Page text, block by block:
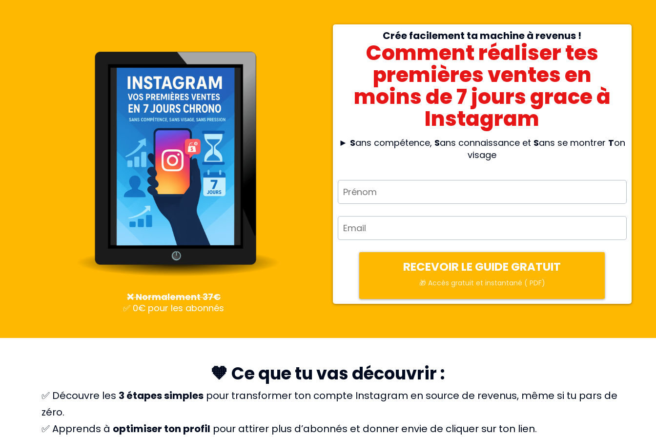
❌ Normalement 37€
✅ 0€ pour les abonnés
Crée facilement ta machine à revenus !
Comment réaliser tes
premières ventes en
moins de 7 jours grace à
Instagram
► Sans compétence, Sans connaissance et Sans se montrer Ton
visage
RECEVOIR LE GUIDE GRATUIT
🎁 Accès gratuit et instantané ( PDF)
🧡 Ce que tu vas découvrir :
✅ Découvre les 3 étapes simples pour transformer ton compte Instagram en source de revenus, même si tu pars de
zéro.
✅ Apprends à optimiser ton profil pour attirer plus d’abonnés et donner envie de cliquer sur ton lien.